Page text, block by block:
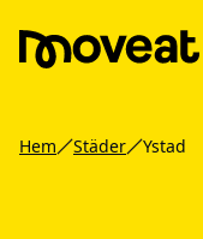
Hem Städer Ystad